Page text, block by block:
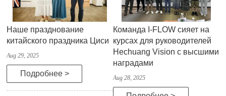
Наше празднование
китайского праздника Циси
Aug 29, 2025
Подробнее >
Команда I-FLOW сияет на
курсах для руководителей
Hechuang Vision с высшими
наградами
Aug 28, 2025